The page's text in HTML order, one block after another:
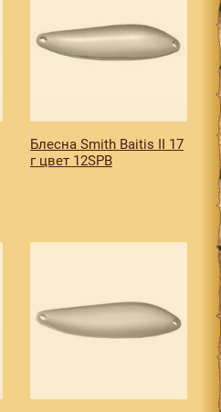
Блесна Smith Baitis II 17
г цвет 12SPB